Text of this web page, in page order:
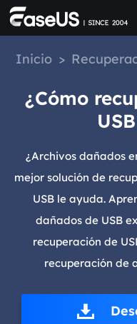
Inicio >
¿Cómo
¿Archivos dañados
mejor solución de
USB le ayuda.
dañados de USB
recuperación de
recuperación de